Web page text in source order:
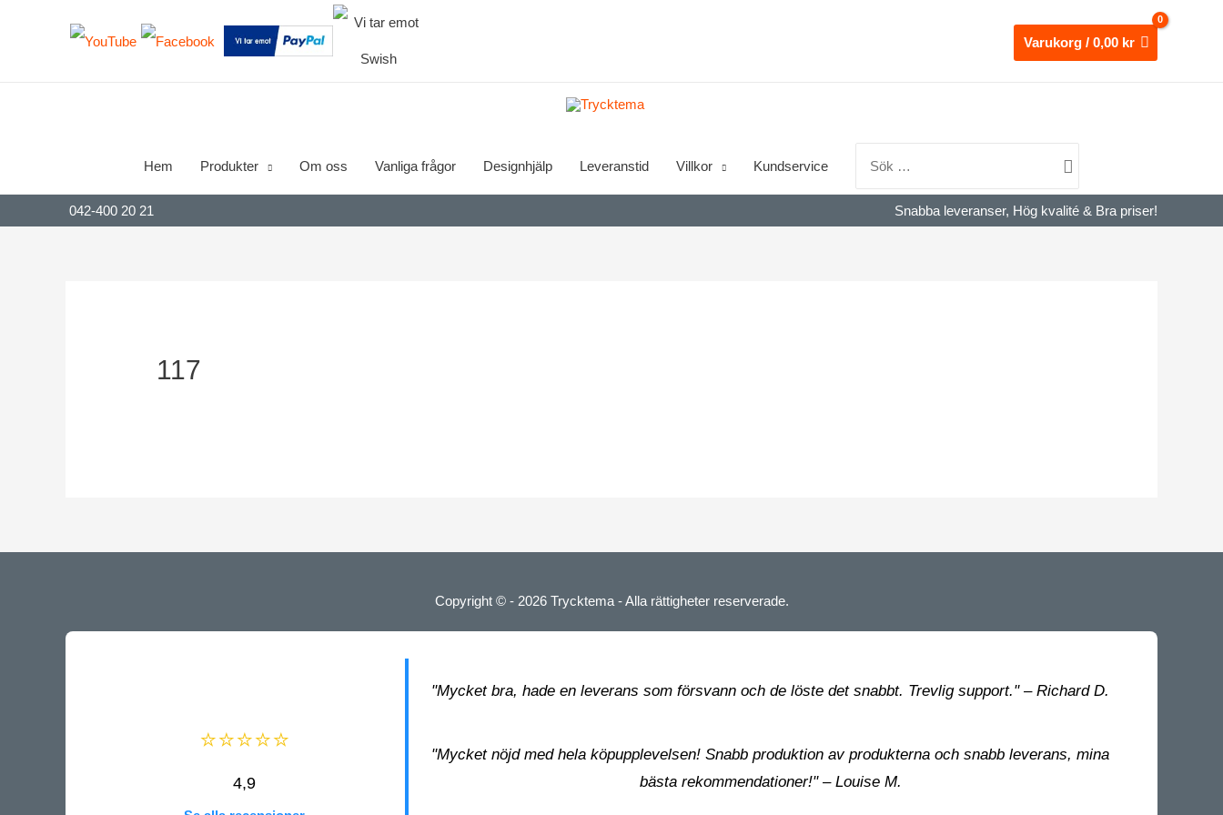
Varukorg / 0,00 kr
Hem Produkter Om oss Vanliga frågor Designhjälp Leveranstid Villkor Kundservice
for:
042-400 20 21 Snabba leveranser, Hög kvalité & Bra priser!
117
Copyright © - 2026 Trycktema- Alla rättigheter reserverade.
⭐⭐⭐⭐⭐
4,9
"Mycket bra, hade en leverans som försvann och de löste det snabbt. Trevlig support." – Richard D.
"Mycket nöjd med hela köpupplevelsen! Snabb produktion av produkterna och snabb leverans, mina
bästa rekommendationer!" – Louise M.